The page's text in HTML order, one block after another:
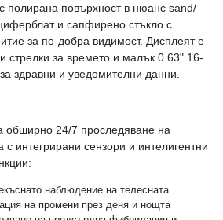
полирана повърхност в нюанс sand/
и сапфирено стъкло с
за по-добра видимост. Дисплеят е
стрелки за времето и малък 0.63" 16-
здравни и уведомителни данни.
обширно 24/7 проследяване на
с интегрирани сензори и интелигентни
наблюдение на телесната
на промени през деня и нощта